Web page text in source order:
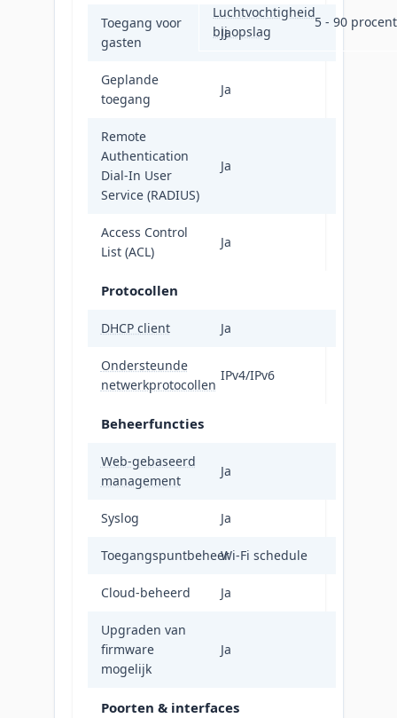
Toegang voor
gasten
Ja
Geplande
toegang
Ja
Remote
Authentication
Dial-In User
Service (RADIUS)
Ja
Access Control
List (ACL)
Ja
Protocollen
DHCP client Ja
Ondersteunde
netwerkprotocollen
IPv4/IPv6
Beheerfuncties
Web-gebaseerd
management
Ja
Syslog Ja
ToegangspuntbeheerWi-Fi schedule
Cloud-beheerd Ja
Upgraden van
firmware
mogelijk
Ja
Poorten & interfaces
Luchtvochtigheid
bij opslag
5 - 90 procent